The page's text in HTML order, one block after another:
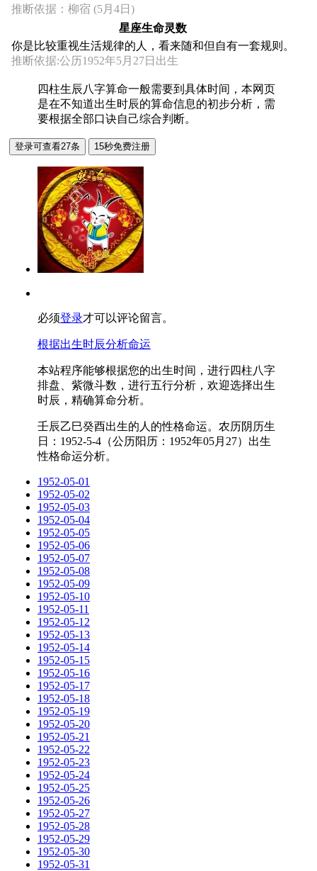
推断依据：柳宿 (5月4日)
星座生命灵数
你是比较重视生活规律的人，看来随和但自有一套规则。
推断依据:公历1952年5月27日出生
四柱生辰八字算命一般需要到具体时间，本网页
是在不知道出生时辰的算命信息的初步分析，需
要根据全部口诀自己综合判断。
必须登录才可以评论留言。
根据出生时辰分析命运
本站程序能够根据您的出生时间，进行四柱八字
排盘、紫微斗数，进行五行分析，欢迎选择出生
时辰，精确算命分析。
壬辰乙巳癸酉出生的人的性格命运。农历阴历生
日：1952-5-4（公历阳历：1952年05月27）出生
性格命运分析。
1952-05-01
1952-05-02
1952-05-03
1952-05-04
1952-05-05
1952-05-06
1952-05-07
1952-05-08
1952-05-09
1952-05-10
1952-05-11
1952-05-12
1952-05-13
1952-05-14
1952-05-15
1952-05-16
1952-05-17
1952-05-18
1952-05-19
1952-05-20
1952-05-21
1952-05-22
1952-05-23
1952-05-24
1952-05-25
1952-05-26
1952-05-27
1952-05-28
1952-05-29
1952-05-30
1952-05-31